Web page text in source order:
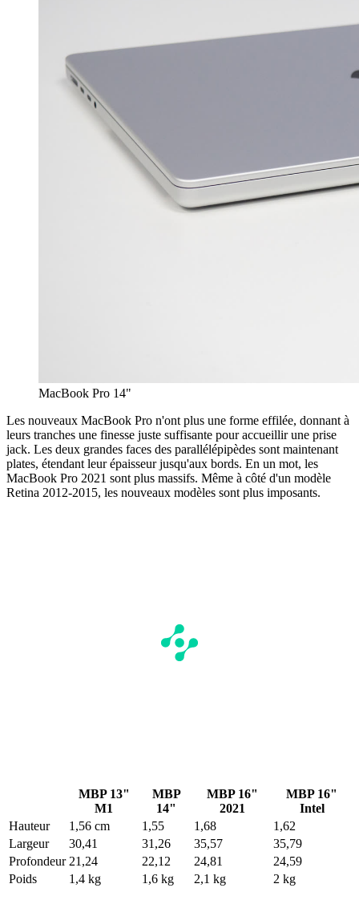
MacBook Pro 14"
Les nouveaux MacBook Pro n'ont plus une forme effilée, donnant à
leurs tranches une finesse juste suffisante pour accueillir une prise
jack. Les deux grandes faces des parallélépipèdes sont maintenant
plates, étendant leur épaisseur jusqu'aux bords. En un mot, les
MacBook Pro 2021 sont plus massifs. Même à côté d'un modèle
Retina 2012-2015, les nouveaux modèles sont plus imposants.
MBP 13"
M1
MBP
14"
MBP 16"
2021
MBP 16"
Intel
Hauteur
1,56 cm 1,55 1,68
1,62
Largeur
30,41 31,26 35,57
35,79
Profondeur 21,24 22,12 24,81
24,59
Poids
1,4 kg 1,6 kg 2,1 kg 2 kg